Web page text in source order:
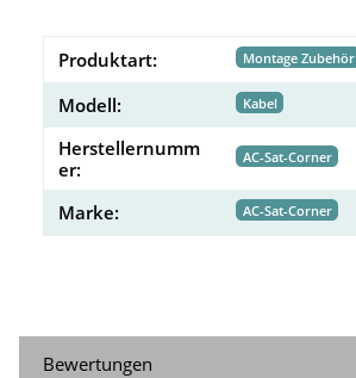
Produktart: Montage Zubehör
Modell: Kabel
Herstellernumm
er:
AC-Sat-Corner
Marke: AC-Sat-Corner
Bewertungen